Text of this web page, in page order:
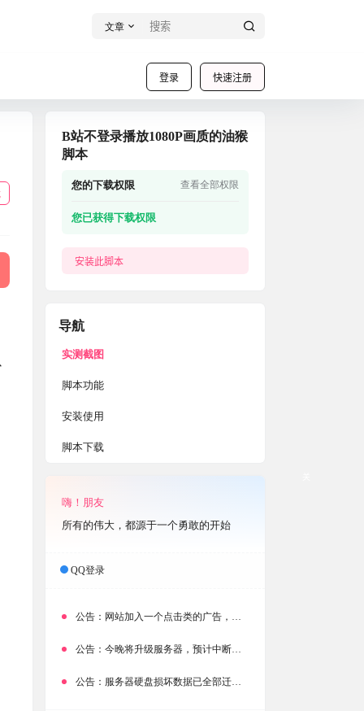
文章
登录 快速注册
B站不登录播放1080P画质的油猴
脚本
您的下载权限 查看全部权限
您已获得下载权限
安装此脚本
导航
实测截图
脚本功能
安装使用
脚本下载
嗨！朋友
所有的伟大，都源于一个勇敢的开始
QQ登录
公告： 网站加入一个点击类的广告，大家点击下载按钮需要注意
公告： 今晚将升级服务器，预计中断时常为1分钟
公告： 服务器硬盘损坏数据已全部迁移备份，网站恢复完成！